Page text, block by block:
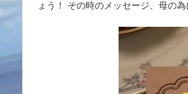
ょう！ その時のメッセージ、母の